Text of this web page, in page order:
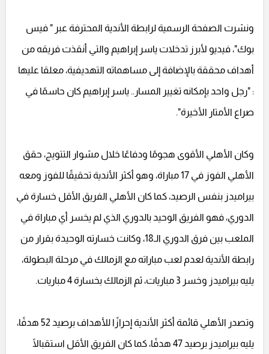
ونشرت الصفحة الرسمية لرابطة الأندية المحترفة عبر " فيس
بوك"، فيديو لأبرز تدخلات ياسر إبراهيم والتي أنقذت فريقه من
أهداف محققة بالإضافة إلى مساهماته التهديفية، معلقا عليها
: "رجل واحد بإمكانه تغيير المسار.. ياسر إبراهيم كان حاسمًا في
صراع الأمتار الأخيرة".
وكان الأهلي الأقوى هجومًا ودفاعًا خلال مشوار التتويج، حقق
الأهلي الفوز في 17 مباراة، وهو أكثر الأندية تحقيقًا للفوز ومعه
بيراميدز بنفس الرصيد، كما كان الأهلي الفريق الأقل خسارة في
الدوري، فهو الفريق الوحيد بالدوري الذي لم يخسر أي مباراة في
الملعب بين فرق الدوري الـ18، وكانت خسارته الوحيدة بقرار من
رابطة الأندية لعدم لعب مباراته مع الزمالك في مرحلة البطولة،
يليه بيراميدز وخسر 3 مباريات، ثم الزمالك بخسارة 4 مباريات.
وتصدر الأهلي قائمة أكثر الأندية إحرازًا للأهداف برصيد 52 هدفًا،
يليه بيراميدز برصيد 47 هدفًا، كما كان الفريق الأقل استقبالًا